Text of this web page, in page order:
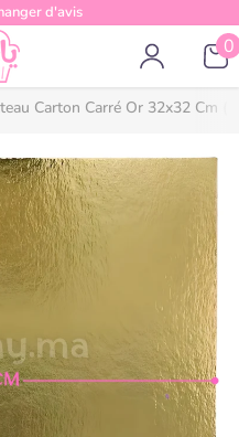
d'avis
00
Carton Carré Or 32x32 Cm